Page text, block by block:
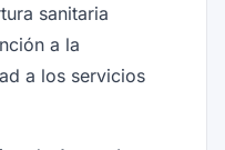
sanitaria
a la
a los servicios